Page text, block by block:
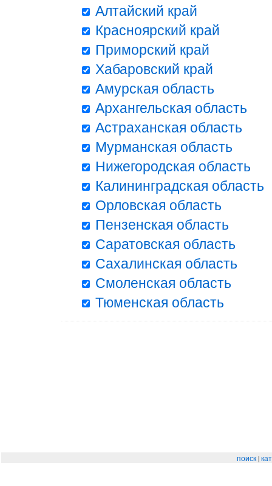
Алтайский край
Красноярский край
Приморский край
Хабаровский край
Амурская область
Архангельская область
Астраханская область
Мурманская область
Нижегородская область
Калининградская область
Орловская область
Пензенская область
Саратовская область
Сахалинская область
Смоленская область
Тюменская область
поиск|